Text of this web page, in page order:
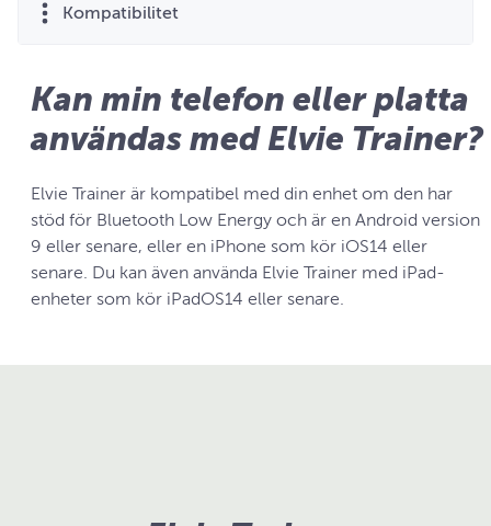
Kompatibilitet
Kan min telefon eller platta
användas med Elvie Trainer?
Elvie Trainer är kompatibel med din enhet om den har
stöd för Bluetooth Low Energy och är en Android version
9 eller senare, eller en iPhone som kör iOS14 eller
senare. Du kan även använda Elvie Trainer med iPad-
enheter som kör iPadOS14 eller senare.